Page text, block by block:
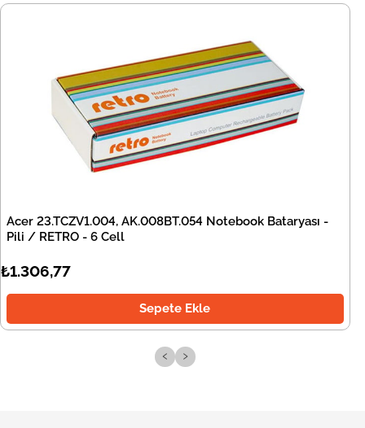
Acer 23.TCZV1.004, AK.008BT.054 Notebook Bataryası -
Pili / RETRO - 6 Cell
₺1.306,77
Sepete Ekle
‹ ›